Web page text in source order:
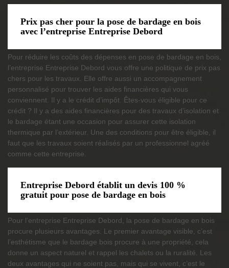
Prix pas cher pour la pose de bardage en bois
avec l’entreprise Entreprise Debord
Pour réduire les coûts des dépenses en pose de bardage en bois,
l’entreprise Entreprise Debord vous offre une politique de prix pas
chers pour les travaux. Elle offre aussi un accompagnement
personnalisé pour trouver les aides financières qui vous
conviennent. Il y a le crédit d’impôt. Êtes-vous éligible pour ce
crédit ? Il y a des aides financières pour des travaux d’isolation et
le bardage étant une occasion pour assurer cette isolation
thermique par l’extérieur. Une des conditions pour être éligible, il
faut que les travaux soient réalisés par un professionnel agréé
comme cette entreprise.
Entreprise Debord établit un devis 100 %
gratuit pour pose de bardage en bois
Pour l’entreprise Entreprise Debord, la pose de bardage en bois
procure plusieurs avantages. Le premier avantage visible, c’est
l’esthétisme que le bardage bois procure à une propriété, cela
donne un aspect naturel et rappel les chalets ou la ruralité. Les
deux avantages qui ne soient pas, mais qui se vivent, c’est le